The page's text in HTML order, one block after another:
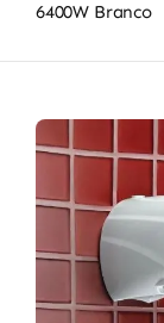
6400W Branco